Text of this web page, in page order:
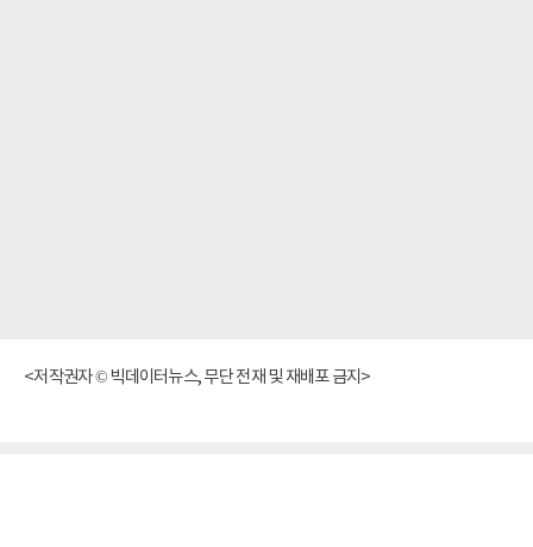
<저작권자 © 빅데이터뉴스, 무단 전재 및 재배포 금지>